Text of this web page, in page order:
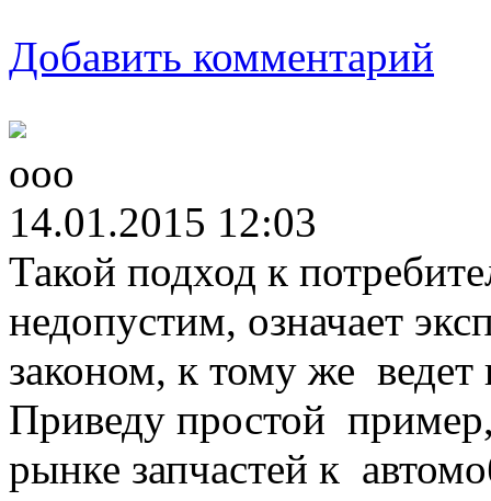
Добавить комментарий
ооо
14.01.2015 12:03
Такой подход к
недопустим, означает
законом, к тому же
Приведу простой
рынке запчастей к